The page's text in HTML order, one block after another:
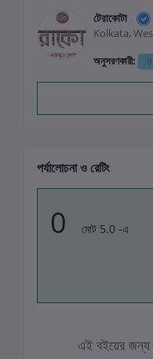
টেরাকোটা
Kolkata,
অনুসরণকারী:
পর্যালোচনা ও রেটিং
0 মোট 5.0 -এ
এই বইয়ের জন্য